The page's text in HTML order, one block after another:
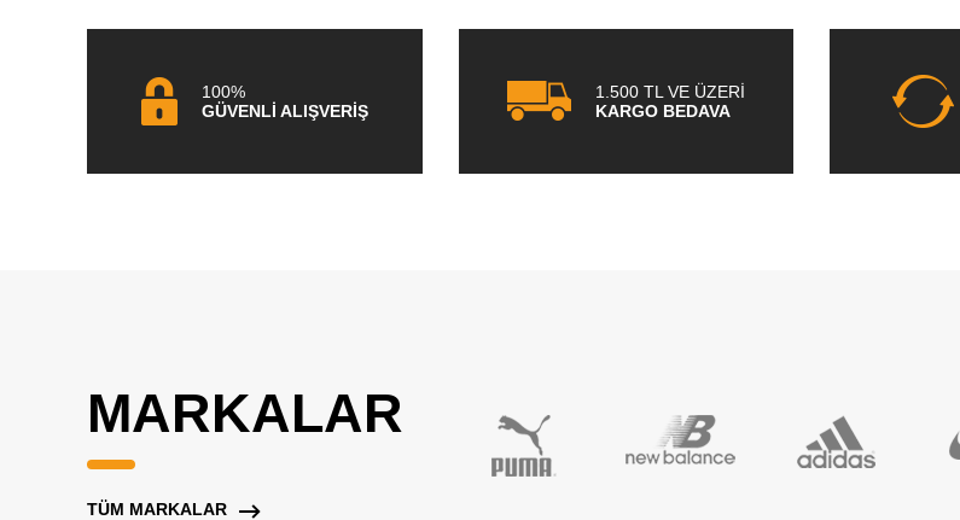
100%
GÜVENLİ ALIŞVERİŞ
1.500 TL VE ÜZERİ
KARGO BEDAVA
MARKALAR
TÜM MARKALAR